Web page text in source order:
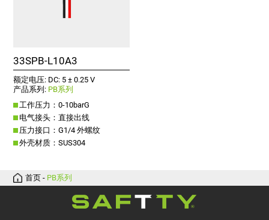
33SPB-L10A3
额定电压: DC: 5 ± 0.25 V
产品系列: PB系列
工作压力：0-10barG
电气接头：直接出线
压力接口：G1/4 外螺纹
外壳材质：SUS304
首页 - PB系列